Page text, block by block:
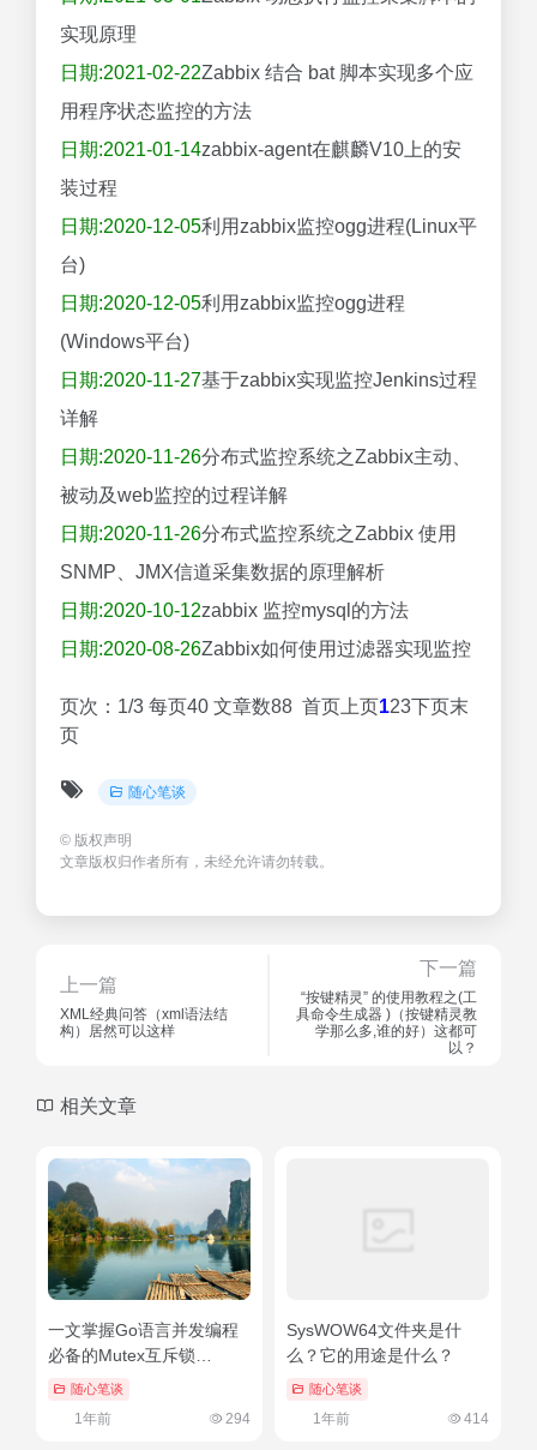
实现原理
日期:2021-02-22Zabbix 结合 bat 脚本实现多个应
用程序状态监控的方法
日期:2021-01-14zabbix-agent在麒麟V10上的安
装过程
日期:2020-12-05利用zabbix监控ogg进程(Linux平
台)
日期:2020-12-05利用zabbix监控ogg进程
(Windows平台)
日期:2020-11-27基于zabbix实现监控Jenkins过程
详解
日期:2020-11-26分布式监控系统之Zabbix主动、
被动及web监控的过程详解
日期:2020-11-26分布式监控系统之Zabbix 使用
SNMP、JMX信道采集数据的原理解析
日期:2020-10-12zabbix 监控mysql的方法
日期:2020-08-26Zabbix如何使用过滤器实现监控
页次：1/3 每页40 文章数88 首页上页123下页末
页
随心笔谈
© 版权声明
文章版权归作者所有，未经允许请勿转载。
上一篇
XML经典问答（xml语法结
构）居然可以这样
下一篇
“按键精灵” 的使用教程之(工
具命令生成器 )（按键精灵教
学那么多,谁的好）这都可
以？
相关文章
一文掌握Go语言并发编程
必备的Mutex互斥锁
（golang并行访问）不要告
随心笔谈
1年前 294
SysWOW64文件夹是什
么？它的用途是什么？
随心笔谈
1年前 414